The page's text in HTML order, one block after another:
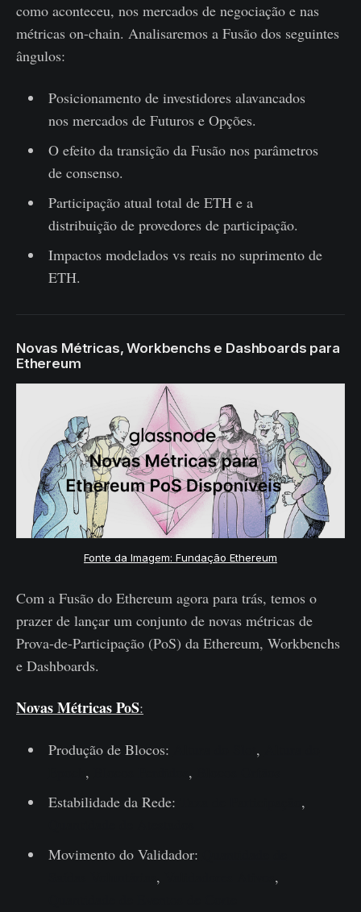
como aconteceu, nos mercados de negociação e nas
métricas on-chain. Analisaremos a Fusão dos seguintes
ângulos:
Posicionamento de investidores alavancados
nos mercados de Futuros e Opções.
O efeito da transição da Fusão nos parâmetros
de consenso.
Participação atual total de ETH e a
distribuição de provedores de participação.
Impactos modelados vs reais no suprimento de
ETH.
Novas Métricas, Workbenchs e Dashboards para
Ethereum
Fonte da Imagem: Fundação Ethereum
Com a Fusão do Ethereum agora para trás, temos o
prazer de lançar um conjunto de novas métricas de
Prova-de-Participação (PoS) da Ethereum, Workbenchs
e Dashboards.
Novas MétricasPoS:
Produção de Blocos: ,
, ,
Estabilidade da Rede:
,
Movimento do Validador:
,
,